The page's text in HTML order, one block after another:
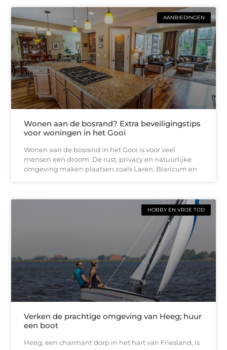
AANBIEDINGEN
Wonen aan de bosrand? Extra beveiligingstips
voor woningen in het Gooi
Wonen aan de bosrand in het Gooi is voor veel
mensen een droom. De rust, privacy en natuurlijke
omgeving maken plaatsen zoals Laren, Blaricum en
HOBBY EN VRIJE TIJD
Verken de prachtige omgeving van Heeg; huur
een boot
Heeg, een charmant dorp in het hart van Friesland, is